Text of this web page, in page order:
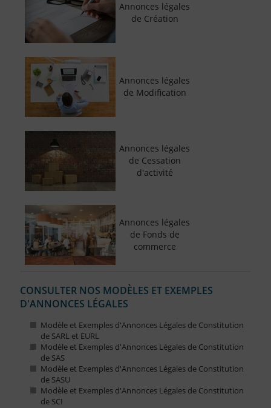
Annonces légales
de Création
Annonces légales
de Modification
Annonces légales
de Cessation
d'activité
Annonces légales
de Fonds de
commerce
CONSULTER NOS MODÈLES ET EXEMPLES
D'ANNONCES LÉGALES
Modèle et Exemples d'Annonces Légales de Constitution
de SARL et EURL
Modèle et Exemples d'Annonces Légales de Constitution
de SAS
Modèle et Exemples d'Annonces Légales de Constitution
de SASU
Modèle et Exemples d'Annonces Légales de Constitution
de SCI